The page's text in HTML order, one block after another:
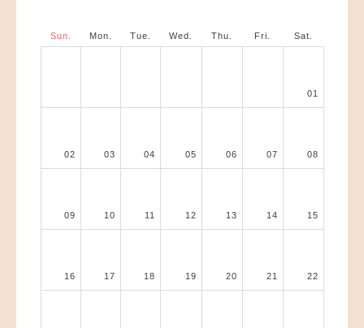
Sun. Mon. Tue. Wed. Thu. Fri. Sat.
01
02 03 04 05 06 07 08
09 10 11 12 13 14 15
16 17 18 19 20 21 22